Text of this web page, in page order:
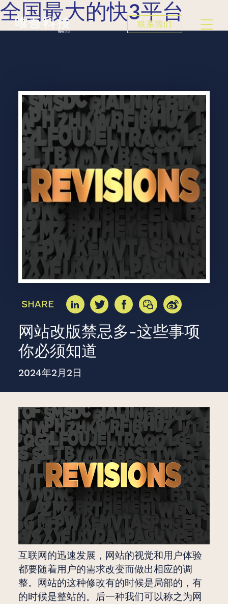
全国最大的快3平台
联系我们
SHARE
网站改版禁忌多-这些事项
你必须知道
2024年2月2日
互联网的迅速发展，网站的视觉和用户体验
都要随着用户的需求改变而做出相应的调
整。网站的这种修改有的时候是局部的，有
的时候是整站的。后一种我们可以称之为网